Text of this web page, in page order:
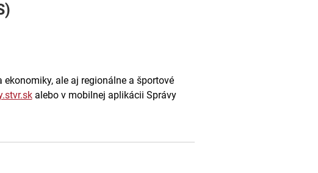
ale aj regionálne a športové
alebo v mobilnej aplikácii Správy